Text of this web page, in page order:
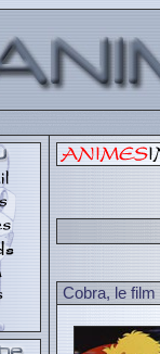
Cobra, le film